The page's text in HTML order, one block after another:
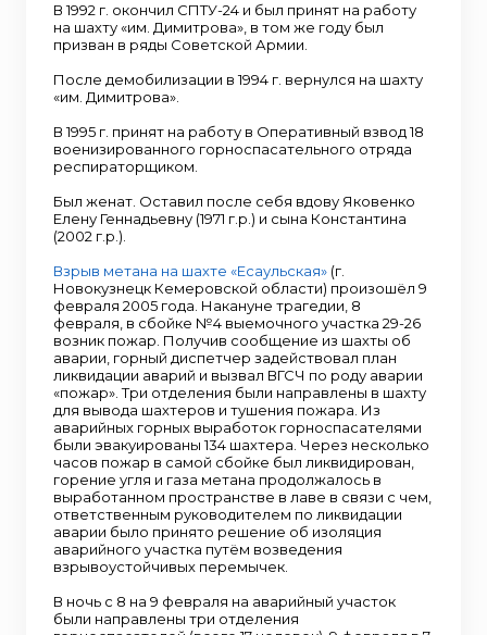
В 1992 г. окончил СПТУ-24 и был принят на работу
на шахту «им. Димитрова», в том же году был
призван в ряды Советской Армии.
После демобилизации в 1994 г. вернулся на шахту
«им. Димитрова».
В 1995 г. принят на работу в Оперативный взвод 18
военизированного горноспасательного отряда
респираторщиком.
Был женат. Оставил после себя вдову Яковенко
Елену Геннадьевну (1971 г.р.) и сына Константина
(2002 г.р.).
Взрыв метана на шахте «Есаульская» (г.
Новокузнецк Кемеровской области) произошёл 9
февраля 2005 года. Накануне трагедии, 8
февраля, в сбойке №4 выемочного участка 29-26
возник пожар. Получив сообщение из шахты об
аварии, горный диспетчер задействовал план
ликвидации аварий и вызвал ВГСЧ по роду аварии
«пожар». Три отделения были направлены в шахту
для вывода шахтеров и тушения пожара. Из
аварийных горных выработок горноспасателями
были эвакуированы 134 шахтера. Через несколько
часов пожар в самой сбойке был ликвидирован,
горение угля и газа метана продолжалось в
выработанном пространстве в лаве в связи с чем,
ответственным руководителем по ликвидации
аварии было принято решение об изоляция
аварийного участка путём возведения
взрывоустойчивых перемычек.
В ночь с 8 на 9 февраля на аварийный участок
были направлены три отделения